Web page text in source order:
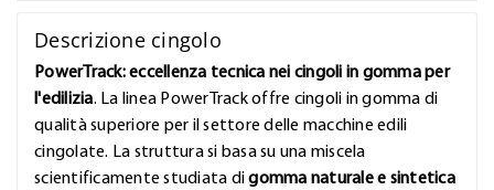
Descrizione cingolo
PowerTrack: eccellenza tecnica nei cingoli in gomma per
l'edilizia. La linea PowerTrack offre cingoli in gomma di
qualità superiore per il settore delle macchine edili
cingolate. La struttura si basa su una miscela
scientificamente studiata digomma naturale e sintetica